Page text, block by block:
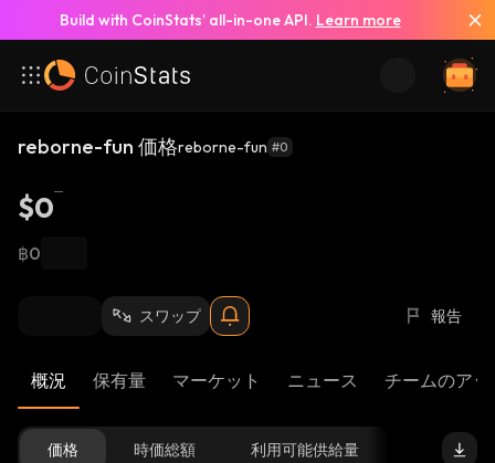
Build with CoinStats’ all-in-one API. Learn more
reborne-fun 価格reborne-fun #0
$0
฿0
スワップ 報告
概況 保有量 マーケット ニュース チームのア
価格 時価総額 利用可能供給量